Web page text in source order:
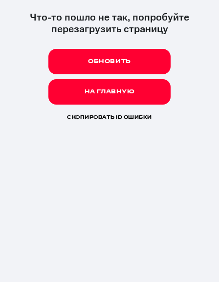
Что-то пошло не так, попробуйте
перезагрузить страницу
ОБНОВИТЬ
НА ГЛАВНУЮ
СКОПИРОВАТЬ ID ОШИБКИ